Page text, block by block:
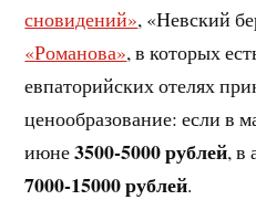
сновидений», «Невский
«Романова», в которых
евпаторийских отелях
ценообразование: если в
июне3500-5000 рублей, в
7000-15000 рублей.